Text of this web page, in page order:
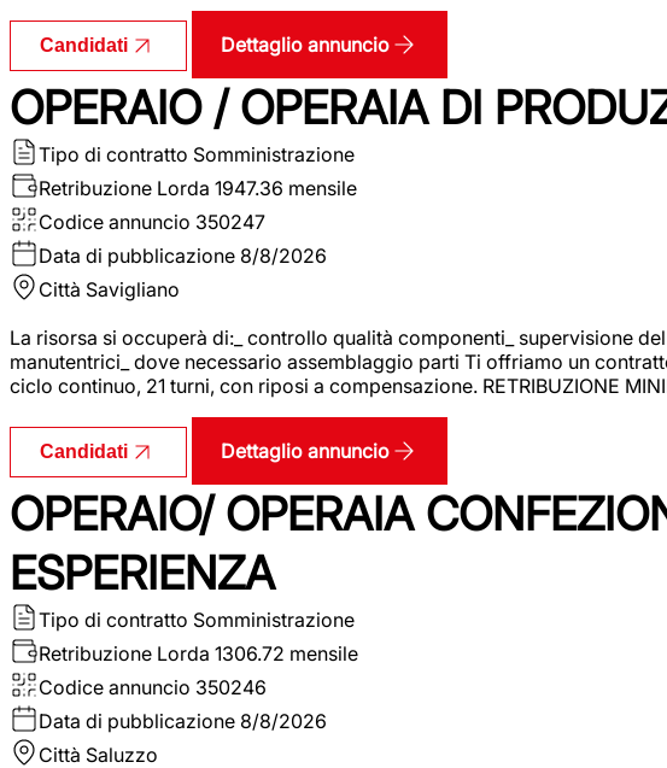
Candidati Dettaglio annuncio
OPERAIO / OPERAIA DI
Tipo di contratto Somministrazione
Retribuzione Lorda 1947.36 mensile
Codice annuncio 350247
Data di pubblicazione 8/8/2026
Città Savigliano
La risorsa si occuperà di:_ controllo qualità componenti_ supervisione
manutentrici_ dove necessario assemblaggio parti Ti offriamo un
ciclo continuo, 21 turni, con riposi a compensazione. RETRIBUZIONE
Candidati Dettaglio annuncio
OPERAIO/ OPERAIA
ESPERIENZA
Tipo di contratto Somministrazione
Retribuzione Lorda 1306.72 mensile
Codice annuncio 350246
Data di pubblicazione 8/8/2026
Città Saluzzo